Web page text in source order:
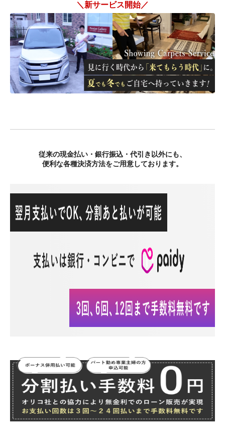
＼新サービス開始／
従来の現金払い・銀行振込・代引き以外にも、
便利な各種決済方法をご用意しております。